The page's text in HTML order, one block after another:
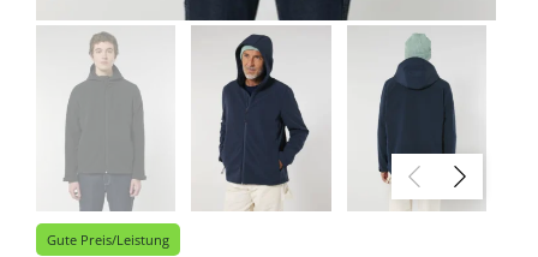
Gute Preis/Leistung